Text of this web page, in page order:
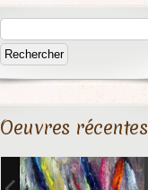
Oeuvres récentes